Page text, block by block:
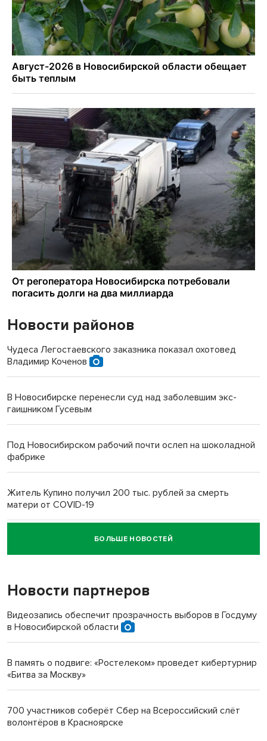
Новости районов
Чудеса Легостаевского заказника показал охотовед
Владимир Коченов
В Новосибирске перенесли суд над заболевшим экс-
гаишником Гусевым
Под Новосибирском рабочий почти ослеп на шоколадной
фабрике
Житель Купино получил 200 тыс. рублей за смерть
матери от COVID-19
Новосибирский суд наказал водителя за смерть
пенсионерки на вокзале
БОЛЬШЕ НОВОСТЕЙ
Новости партнеров
Видеозапись обеспечит прозрачность выборов в Госдуму
в Новосибирской области
В память о подвиге: «Ростелеком» проведет кибертурнир
«Битва за Москву»
700 участников соберёт Сбер на Всероссийский слёт
волонтёров в Красноярске